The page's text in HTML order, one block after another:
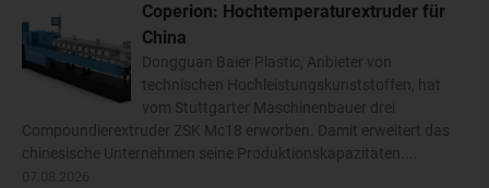
Coperion: Hochtemperaturextruder für
China
Dongguan Baier Plastic, Anbieter von
technischen Hochleistungskunststoffen, hat
vom Stuttgarter Maschinenbauer drei
Compoundierextruder ZSK Mc18 erworben. Damit erweitert das
chinesische Unternehmen seine Produktionskapazitäten....